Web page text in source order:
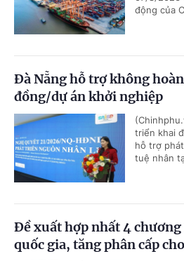
động của
Đà Nẵng hỗ trợ không
đồng/dự án khởi nghiệp
triển khai
hỗ trợ
tuệ nhân
Đề xuất hợp nhất 4
quốc gia, tăng phân cấp